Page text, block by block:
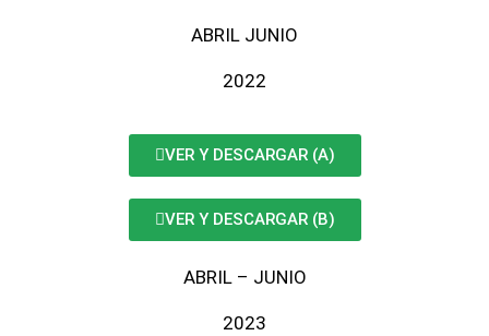
ABRIL JUNIO
2022
VER Y DESCARGAR (A)
VER Y DESCARGAR (B)
ABRIL – JUNIO
2023